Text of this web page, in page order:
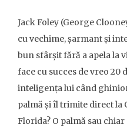
Jack Foley (George
cu vechime, șarmant și
bun sfârșit fără a apela la
face cu succes de vreo 20
inteligența lui când
palmă și îl trimite direct la
Florida? O palmă sau